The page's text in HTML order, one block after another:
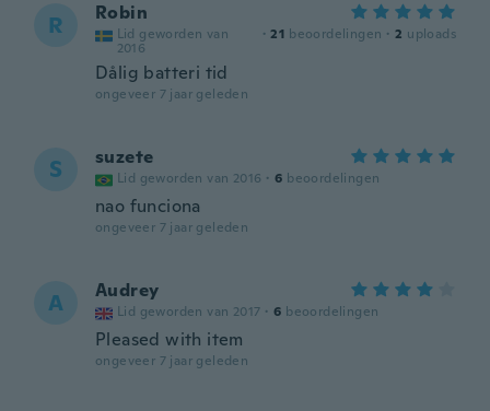
R Robin
Lid geworden van
2016
· 21 beoordelingen · 2 uploads
Dålig batteri tid
ongeveer 7 jaar geleden
S suzete
Lid geworden van 2016 · 6 beoordelingen
nao funciona
ongeveer 7 jaar geleden
A Audrey
Lid geworden van 2017 · 6 beoordelingen
Pleased with item
ongeveer 7 jaar geleden